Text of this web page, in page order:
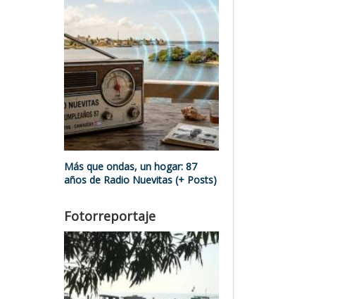
Más que ondas, un hogar: 87
años de Radio Nuevitas (+ Posts)
Fotorreportaje